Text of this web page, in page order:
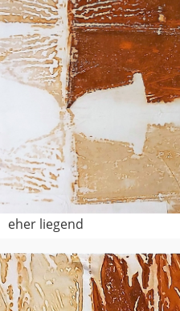
eher liegend